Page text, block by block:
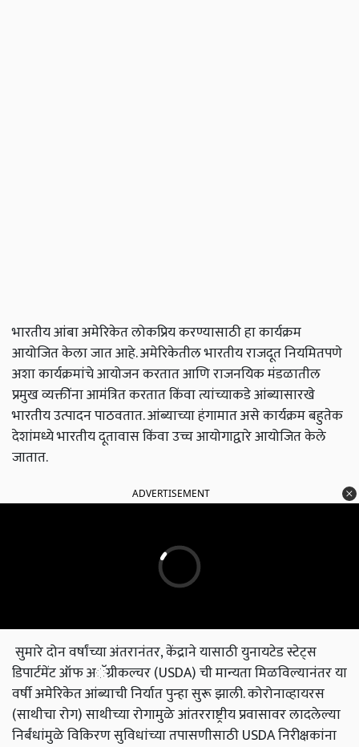
भारतीय आंबा अमेरिकेत लोकप्रिय करण्यासाठी हा कार्यक्रम
आयोजित केला जात आहे.अमेरिकेतील भारतीय राजदूत नियमितपणे
अशा कार्यक्रमांचे आयोजन करतात आणि राजनयिक मंडळातील
प्रमुख व्यक्तींना आमंत्रित करतात किंवा त्यांच्याकडे आंब्यासारखे
भारतीय उत्पादन पाठवतात. आंब्याच्या हंगामात असे कार्यक्रम बहुतेक
देशांमध्ये भारतीय दूतावास किंवा उच्च आयोगाद्वारे आयोजित केले
जातात.
ADVERTISEMENT
सुमारे दोन वर्षांच्या अंतरानंतर,केंद्राने यासाठी युनायटेड स्टेट्स
डिपार्टमेंट ऑफ अॅग्रीकल्चर (USDA)ची मान्यता मिळविल्यानंतर या
वर्षी अमेरिकेत आंब्याची निर्यात पुन्हा सुरू झाली. कोरोनाव्हायरस
(साथीचा रोग) साथीच्या रोगामुळे आंतरराष्ट्रीय प्रवासावर लादलेल्या
निर्बंधांमुळे विकिरण सुविधांच्या तपासणीसाठीUSDAनिरीक्षकांना